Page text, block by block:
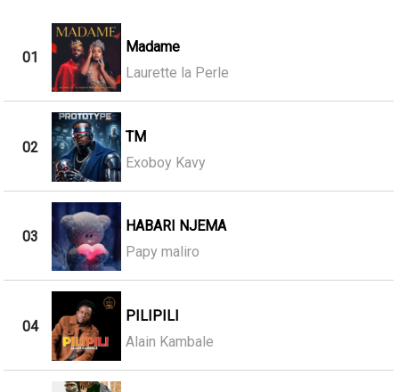
01
Madame
Laurette la Perle
02
TM
Exoboy Kavy
03
HABARI NJEMA
Papy maliro
04
PILIPILI
Alain Kambale